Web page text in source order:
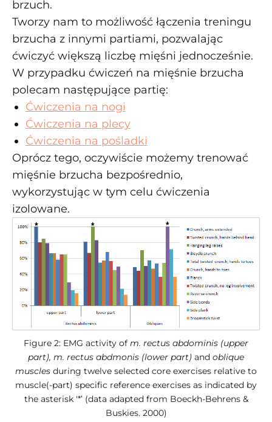
brzuch.
Tworzy nam to możliwość łączenia treningu
brzucha z innymi partiami, pozwalając
ćwiczyć większą liczbę mięśni jednocześnie.
W przypadku ćwiczeń na mięśnie brzucha
polecam następujące partię:
Ćwiczenia na nogi
Ćwiczenia na plecy
Ćwiczenia na pośladki
Oprócz tego, oczywiście możemy trenować
mięśnie brzucha bezpośrednio,
wykorzystując w tym celu ćwiczenia
izolowane.
Figure 2: EMG activity of m. rectus abdominis (upper
part), m. rectus abdmonis (lower part) and oblique
muscles during twelve selected core exercises relative to
muscle(-part) specific reference exercises as indicated by
the asterisk '*’ (data adapted from Boeckh-Behrens &
Buskies. 2000)